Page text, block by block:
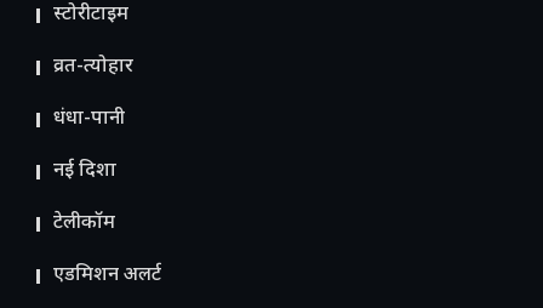
स्टोरीटाइम
व्रत-त्योहार
धंधा-पानी
नई दिशा
टेलीकॉम
ए​डमिशन अलर्ट